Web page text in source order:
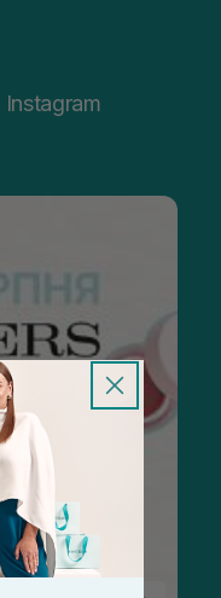
Instagram